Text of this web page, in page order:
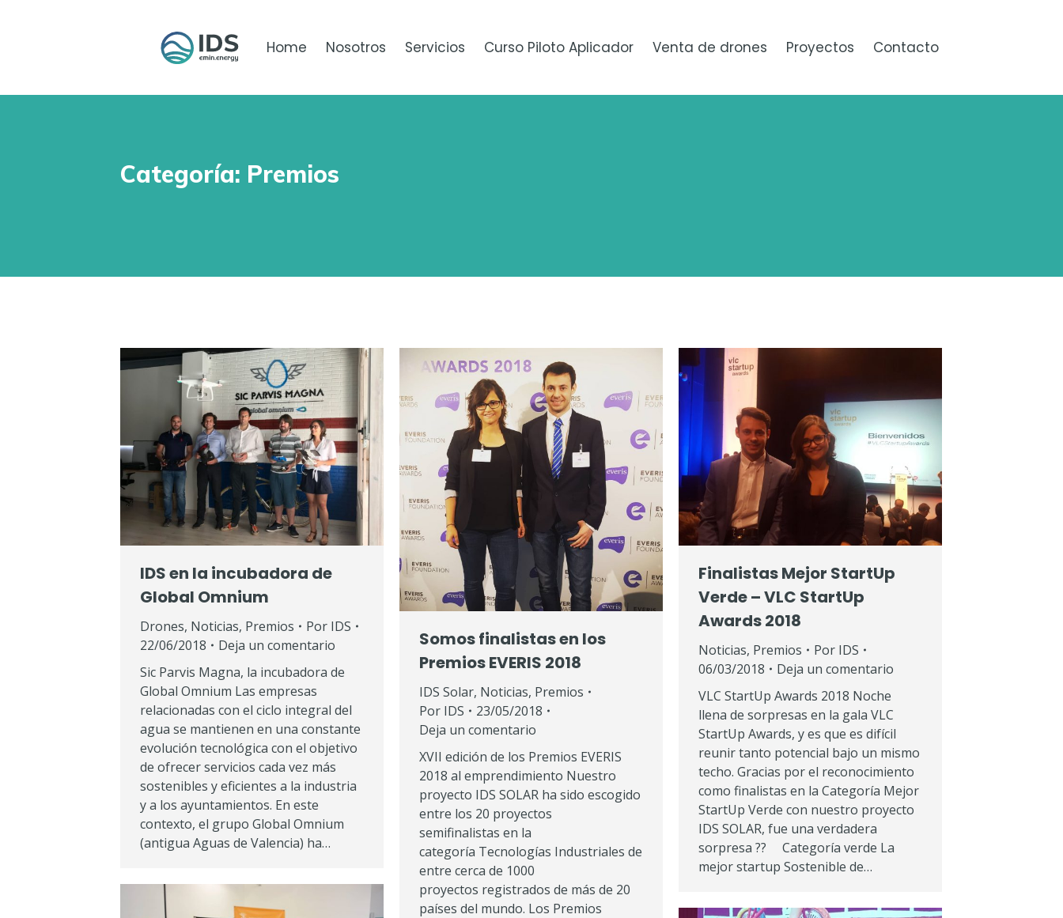
Home Nosotros Servicios Curso Piloto Aplicador Venta de drones Proyectos Contacto
Categoría: Premios
IDS en la incubadora de
Global Omnium
Drones, Noticias, Premios Por IDS
22/06/2018
Deja un comentario
Sic Parvis Magna, la incubadora de
Global Omnium Las empresas
relacionadas con el ciclo integral del
agua se mantienen en una constante
evolución tecnológica con el objetivo
de ofrecer servicios cada vez más
sostenibles y eficientes a la industria
y a los ayuntamientos. En este
contexto, el grupo Global Omnium
(antigua Aguas de Valencia) ha…
Somos finalistas en los
Premios EVERIS 2018
IDS Solar, Noticias, Premios
Por IDS
23/05/2018
Deja un comentario
XVII edición de los Premios EVERIS
2018 al emprendimiento Nuestro
proyecto IDS SOLAR ha sido escogido
entre los 20 proyectos
semifinalistas en la
categoría Tecnologías Industriales de
entre cerca de 1000
proyectos registrados de más de 20
países del mundo. Los Premios
Finalistas Mejor StartUp
Verde – VLC StartUp
Awards 2018
Noticias, Premios Por IDS
06/03/2018
Deja un comentario
VLC StartUp Awards 2018 Noche
llena de sorpresas en la gala VLC
StartUp Awards, y es que es difícil
reunir tanto potencial bajo un mismo
techo. Gracias por el reconocimiento
como finalistas en la Categoría Mejor
StartUp Verde con nuestro proyecto
IDS SOLAR, fue una verdadera
sorpresa ?? Categoría verde La
mejor startup Sostenible de…